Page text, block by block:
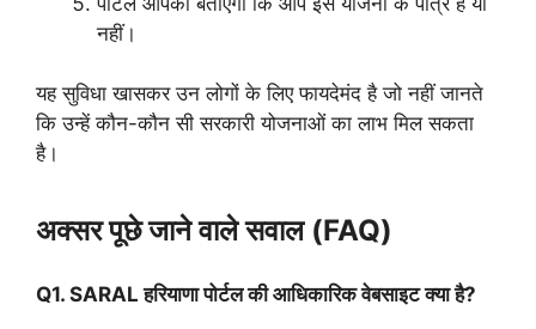
नहीं।
यह सुविधा खासकर उन लोगों के लिए फायदेमंद है जो नहीं जानते
कि उन्हें कौन-कौन सी सरकारी योजनाओं का लाभ मिल सकता
है।
अक्सर पूछे जाने वाले सवाल (FAQ)
Q1. SARAL हरियाणा पोर्टल की आधिकारिक वेबसाइट क्या है?